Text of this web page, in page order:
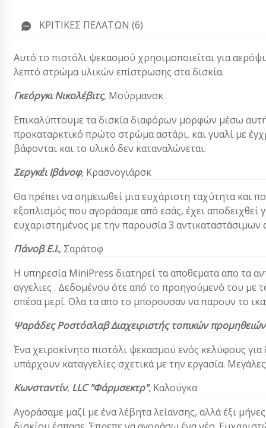
ΚΡΙΤΙΚΈΣ ΠΕΛΑΤΏΝ (6)
Αυτό το πιστόλι ψεκασμού χρησιμοποιείται για
λεπτό στρώμα υλικών επίστρωσης στα δισκία.
Γκεόργκι Νικολέβιτς, Μούρμανσκ
Επικαλύπτουμε τα δισκία διαφόρων μορφών μέσω
προκαταρκτικό πρώτο στρώμα αστάρι, και γυαλί με
βάφονται και το υλικό δεν καταναλώνεται.
Σεργκέι Ιβάνοφ, Κρασνογιάρσκ
Θα πρέπει να σημειωθεί μια ευχάριστη ταχύτητα και
εξοπλισμός που αγοράσαμε από εσάς, έχει αποδειχθεί
ευχαριστημένος με την παρουσία 3
Πάνοβ Ε.Ι., Σαράτοφ
Η υπηρεσία MiniPress διατηρεί τα αποθεματα απο τα
αγγελιες . Δεδομένου ότε από το προηγούμενό του με
σπέσα μερί. Ολα τα απο το μπορουσαν να παρουν το
ΨαράδεςΡοστόσλαβΔιαχειριστής τοπικών προμηθειών
Ένα χειροκίνητο πιστόλι ψεκασμού ενός κελύφους
υπάρχουν καταγγελίες σχετικά με την εργασία.
Κωνσταντίν, LLC "Φάρμσεκτρ", Καλούγκα
Αγοράσαμε μαζί με ένα λέβητα λείανσης, αλλά έξι